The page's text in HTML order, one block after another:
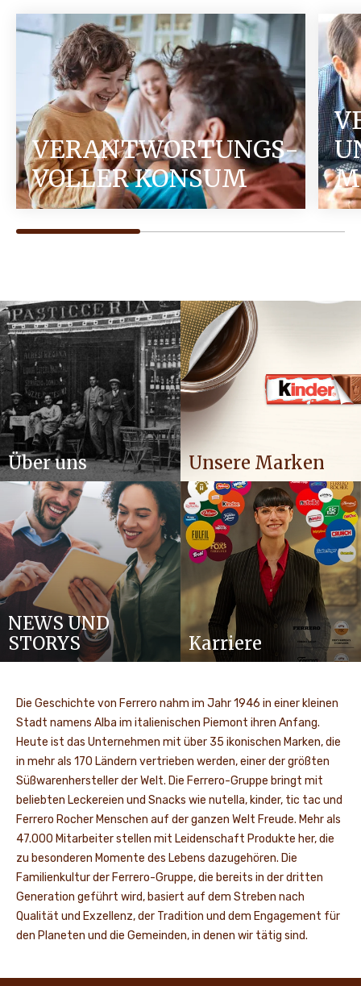
VERANTWORTUNGS-
VOLLER KONSUM
Über uns Unsere Marken
NEWS UND
STORYS
Karriere
Die Geschichte von Ferrero nahm im Jahr 1946 in einer kleinen
Stadt namens Alba im italienischen Piemont ihren Anfang.
Heute ist das Unternehmen mit über 35 ikonischen Marken, die
in mehr als 170 Ländern vertrieben werden, einer der größten
Süßwarenhersteller der Welt. Die Ferrero-Gruppe bringt mit
beliebten Leckereien und Snacks wie nutella, kinder, tic tac und
Ferrero Rocher Menschen auf der ganzen Welt Freude. Mehr als
47.000 Mitarbeiter stellen mit Leidenschaft Produkte her, die
zu besonderen Momente des Lebens dazugehören. Die
Familienkultur der Ferrero-Gruppe, die bereits in der dritten
Generation geführt wird, basiert auf dem Streben nach
Qualität und Exzellenz, der Tradition und dem Engagement für
den Planeten und die Gemeinden, in denen wir tätig sind.